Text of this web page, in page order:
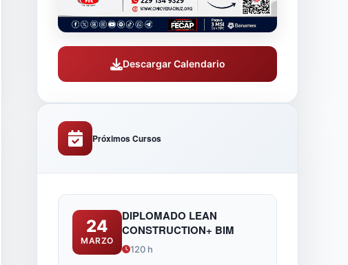
Descargar Calendario
Próximos Cursos
24
MARZO
DIPLOMADO LEAN
CONSTRUCTION+ BIM
120 h